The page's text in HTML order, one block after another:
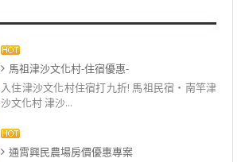
馬祖津沙文化村-住宿優惠-
入住津沙文化村住宿打九折! 馬祖民宿‧南竿津
沙文化村 津沙...
通霄興民農場房價優惠專案